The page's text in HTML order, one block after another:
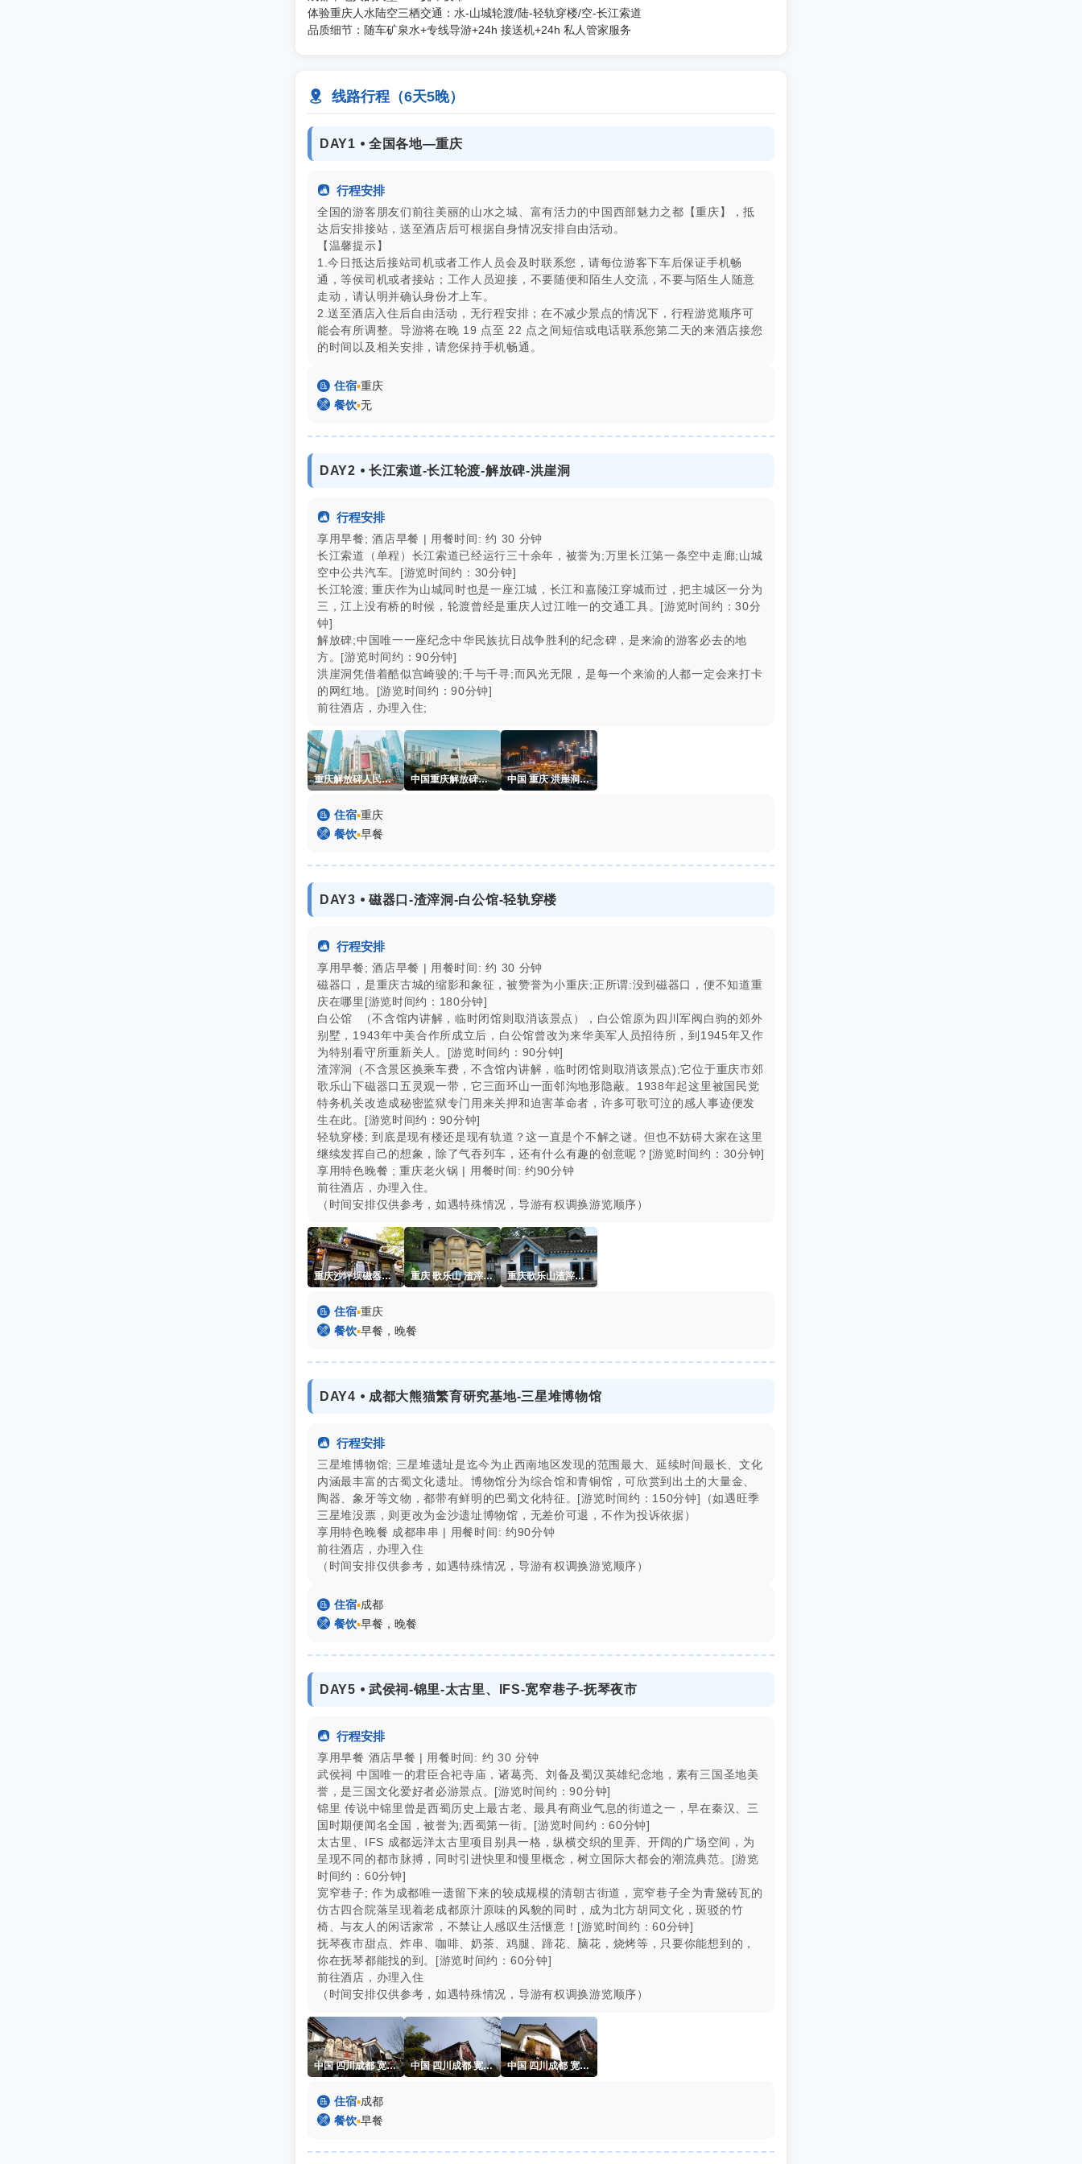
体验重庆人水陆空三栖交通：水-山城轮渡/陆-轻轨穿楼/空-长江索道
品质细节：随车矿泉水+专线导游+24h 接送机+24h 私人管家服务
 线路行程（6天5晚）
DAY1 ⦁ 全国各地—重庆
 行程安排
全国的游客朋友们前往美丽的山水之城、富有活力的中国西部魅力之都【重庆】，抵
达后安排接站，送至酒店后可根据自身情况安排自由活动。
【温馨提示】
1.今日抵达后接站司机或者工作人员会及时联系您，请每位游客下车后保证手机畅
通，等侯司机或者接站；工作人员迎接，不要随便和陌生人交流，不要与陌生人随意
走动，请认明并确认身份才上车。
2.送至酒店入住后自由活动，无行程安排；在不减少景点的情况下，行程游览顺序可
能会有所调整。导游将在晚 19 点至 22 点之间短信或电话联系您第二天的来酒店接您
的时间以及相关安排，请您保持手机畅通。
 住宿▪重庆
 餐饮▪无
DAY2 ⦁ 长江索道-长江轮渡-解放碑-洪崖洞
 行程安排
享用早餐; 酒店早餐 | 用餐时间: 约 30 分钟
长江索道（单程）长江索道已经运行三十余年，被誉为;万里长江第一条空中走廊;山城
空中公共汽车。[游览时间约：30分钟]
长江轮渡; 重庆作为山城同时也是一座江城，长江和嘉陵江穿城而过，把主城区一分为
三，江上没有桥的时候，轮渡曾经是重庆人过江唯一的交通工具。[游览时间约：30分
钟]
解放碑;中国唯一一座纪念中华民族抗日战争胜利的纪念碑，是来渝的游客必去的地
方。[游览时间约：90分钟]
洪崖洞凭借着酷似宫崎骏的;千与千寻;而风光无限，是每一个来渝的人都一定会来打卡
的网红地。[游览时间约：90分钟]
前往酒店，办理入住;
重庆解放碑人民解放纪念碑 中国重庆解放碑白象居过江索道 中国 重庆 洪崖洞 夜景 航拍
 住宿▪重庆
 餐饮▪早餐
DAY3 ⦁ 磁器口-渣滓洞-白公馆-轻轨穿楼
 行程安排
享用早餐; 酒店早餐 | 用餐时间: 约 30 分钟
磁器口，是重庆古城的缩影和象征，被赞誉为小重庆;正所谓:没到磁器口，便不知道重
庆在哪里[游览时间约：180分钟]
白公馆 （不含馆内讲解，临时闭馆则取消该景点），白公馆原为四川军阀白驹的郊外
别墅，1943年中美合作所成立后，白公馆曾改为来华美军人员招待所，到1945年又作
为特别看守所重新关人。[游览时间约：90分钟]
渣滓洞（不含景区换乘车费，不含馆内讲解，临时闭馆则取消该景点);它位于重庆市郊
歌乐山下磁器口五灵观一带，它三面环山一面邻沟地形隐蔽。1938年起这里被国民党
特务机关改造成秘密监狱专门用来关押和迫害革命者，许多可歌可泣的感人事迹便发
生在此。[游览时间约：90分钟]
轻轨穿楼; 到底是现有楼还是现有轨道？这一直是个不解之谜。但也不妨碍大家在这里
继续发挥自己的想象，除了气吞列车，还有什么有趣的创意呢？[游览时间约：30分钟]
享用特色晚餐 ; 重庆老火锅 | 用餐时间: 约90分钟
前往酒店，办理入住。
（时间安排仅供参考，如遇特殊情况，导游有权调换游览顺序）
重庆沙坪坝磁器口春天 重庆 歌乐山 渣滓洞 香山别墅 重庆歌乐山渣滓洞狼犬室
 住宿▪重庆
 餐饮▪早餐，晚餐
DAY4 ⦁ 成都大熊猫繁育研究基地-三星堆博物馆
 行程安排
三星堆博物馆; 三星堆遗址是迄今为止西南地区发现的范围最大、延续时间最长、文化
内涵最丰富的古蜀文化遗址。博物馆分为综合馆和青铜馆，可欣赏到出土的大量金、
陶器、象牙等文物，都带有鲜明的巴蜀文化特征。[游览时间约：150分钟]（如遇旺季
三星堆没票，则更改为金沙遗址博物馆，无差价可退，不作为投诉依据）
享用特色晚餐 成都串串 | 用餐时间: 约90分钟
前往酒店，办理入住
（时间安排仅供参考，如遇特殊情况，导游有权调换游览顺序）
 住宿▪成都
 餐饮▪早餐，晚餐
DAY5 ⦁ 武侯祠-锦里-太古里、IFS-宽窄巷子-抚琴夜市
 行程安排
享用早餐 酒店早餐 | 用餐时间: 约 30 分钟
武侯祠 中国唯一的君臣合祀寺庙，诸葛亮、刘备及蜀汉英雄纪念地，素有三国圣地美
誉，是三国文化爱好者必游景点。[游览时间约：90分钟]
锦里 传说中锦里曾是西蜀历史上最古老、最具有商业气息的街道之一，早在秦汉、三
国时期便闻名全国，被誉为;西蜀第一街。[游览时间约：60分钟]
太古里、IFS 成都远洋太古里项目别具一格，纵横交织的里弄、开阔的广场空间，为
呈现不同的都市脉搏，同时引进快里和慢里概念，树立国际大都会的潮流典范。[游览
时间约：60分钟]
宽窄巷子; 作为成都唯一遗留下来的较成规模的清朝古街道，宽窄巷子全为青黛砖瓦的
仿古四合院落呈现着老成都原汁原味的风貌的同时，成为北方胡同文化，斑驳的竹
椅、与友人的闲话家常，不禁让人感叹生活惬意！[游览时间约：60分钟]
抚琴夜市甜点、炸串、咖啡、奶茶、鸡腿、蹄花、脑花，烧烤等，只要你能想到的，
你在抚琴都能找的到。[游览时间约：60分钟]
前往酒店，办理入住
（时间安排仅供参考，如遇特殊情况，导游有权调换游览顺序）
中国 四川成都 宽窄巷子 中国 四川成都 宽窄巷子 中国 四川成都 宽窄巷子
 住宿▪成都
 餐饮▪早餐